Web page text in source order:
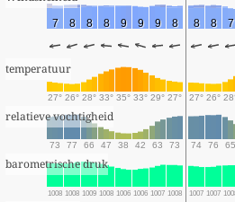
7 8 8 8 9 9 9 8 8 8 7
temperatuur
27° 26° 28° 33° 35° 33° 29° 27° 27° 26°
relatieve vochtigheid
73 77 66 47 38 42 63 73 74 76 65
barometrische druk
1008 1008 1009 1008 1006 1006 1007 1008 1007 1007